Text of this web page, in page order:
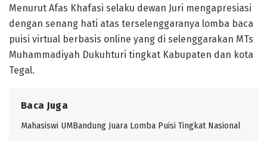
Menurut Afas Khafasi selaku dewan Juri mengapresiasi
dengan senang hati atas terselenggaranya lomba baca
puisi virtual berbasis online yang di selenggarakan MTs
Muhammadiyah Dukuhturi tingkat Kabupaten dan kota
Tegal.
Baca Juga
Mahasiswi UMBandung Juara Lomba Puisi Tingkat Nasional